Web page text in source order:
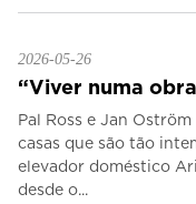
2026-05-26
“Viver numa
Pal Ross e Jan
casas que são tão
elevador doméstico
desde o...